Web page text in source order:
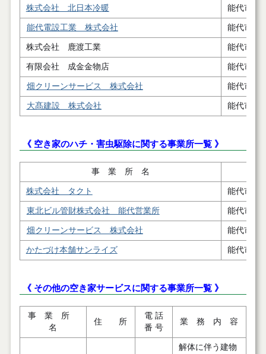
株式会社 北日本冷暖 能代市字
能代電設工業 株式会社 能代市浜
株式会社 鹿渡工業 能代市浅
有限会社 成金金物店 能代市二
畑クリーンサービス 株式会社 能代市扇
大髙建設 株式会社 能代市落
《 空き家のハチ・害虫駆除に関する事業所一覧 》
事 業 所 名
株式会社 タクト 能代市長
東北ビル管財株式会社 能代営業所 能代市河
畑クリーンサービス 株式会社 能代市扇
かたづけ本舗サンライズ 能代市緑
《 その他の空き家サービスに関する事業所一覧 》
事 業 所
名
住 所
電 話
番 号
業 務 内 容
解体に伴う建物